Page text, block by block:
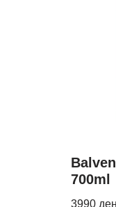
700ml
3990 ден